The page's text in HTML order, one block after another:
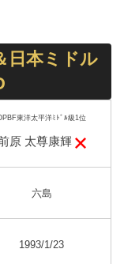
日本ミドル
東洋太平洋ﾐﾄﾞﾙ級1位
原 太尊康輝
六島
1993/1/23